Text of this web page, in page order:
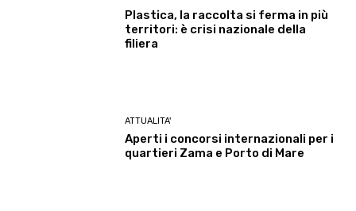
Plastica, la raccolta si ferma in più
territori: è crisi nazionale della
filiera
ATTUALITA'
Aperti i concorsi internazionali per i
quartieri Zama e Porto di Mare